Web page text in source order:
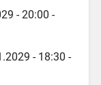
- 20:00 -
- 18:30 -